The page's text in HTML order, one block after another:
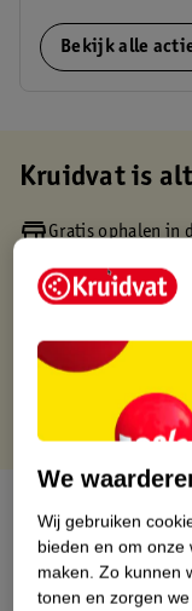
Bekijk alle
Kruidvat is
Gratis ophalen in
Gratis
Gratis punten
Over dit
We
Wij gebruiken
bieden en om onze
maken. Zo kunnen
tonen en zorgen